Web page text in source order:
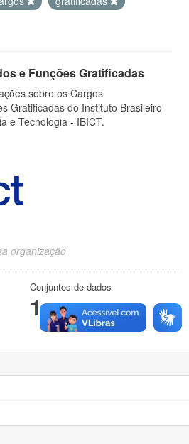
e Funções Gratificadas
sobre os Cargos
Gratificadas do Instituto Brasileiro
e Tecnologia - IBICT.
organização
Conjuntos de dados
1